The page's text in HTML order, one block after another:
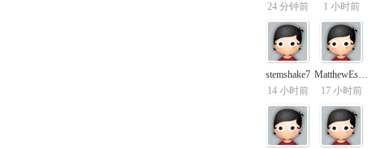
24 分钟前
1 小时前
stemshake7
14 小时前
MatthewEsoth
17 小时前